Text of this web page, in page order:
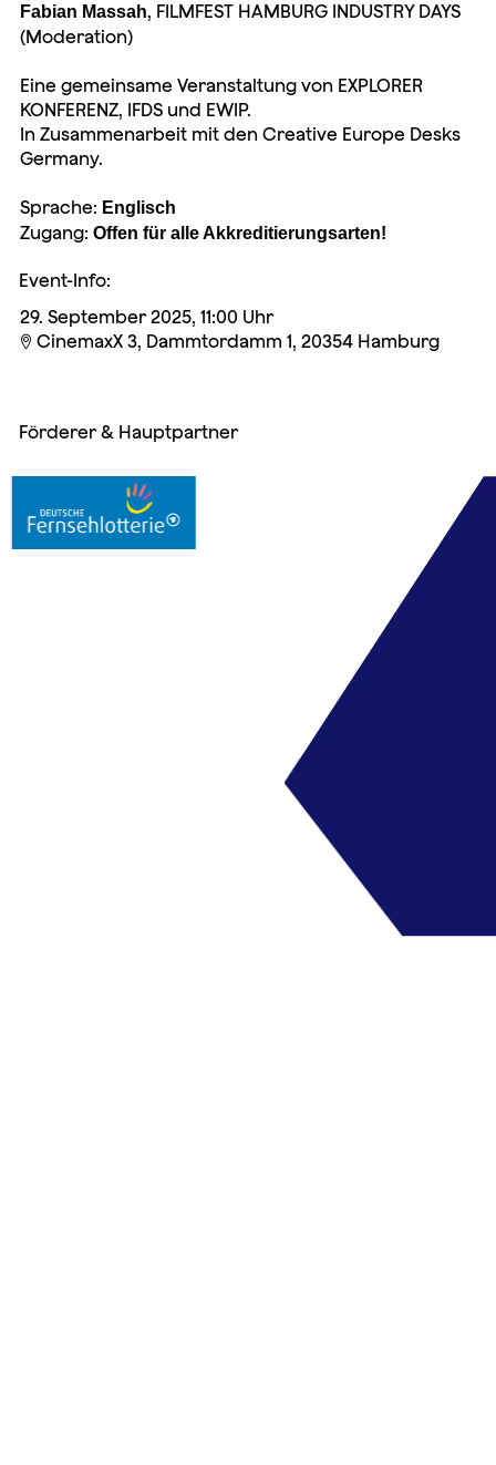
Fabian Massah, FILMFEST HAMBURG INDUSTRY DAYS
(Moderation)
Eine gemeinsame Veranstaltung von EXPLORER
KONFERENZ, IFDS und EWIP.
In Zusammenarbeit mit den Creative Europe Desks
Germany.
Sprache: Englisch
Zugang: Offen für alle Akkreditierungsarten!
Event-Info:
29. September 2025, 11:00 Uhr
 CinemaxX 3, Dammtordamm 1, 20354 Hamburg
Förderer & Hauptpartner